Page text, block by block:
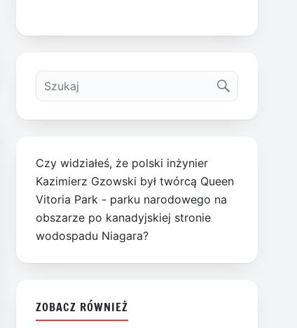
Czy widziałeś, że polski inżynier
Kazimierz Gzowski był twórcą Queen
Vitoria Park - parku narodowego na
obszarze po kanadyjskiej stronie
wodospadu Niagara?
ZOBACZ RÓWNIEŻ